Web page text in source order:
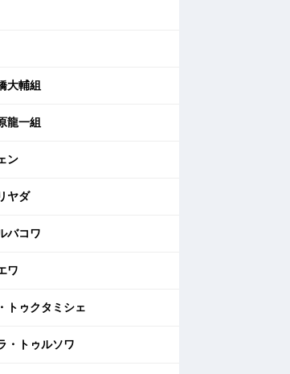
大輔組
龍一組
ン
ヤダ
バコワ
ワ
トゥクタミシェ
・トゥルソワ